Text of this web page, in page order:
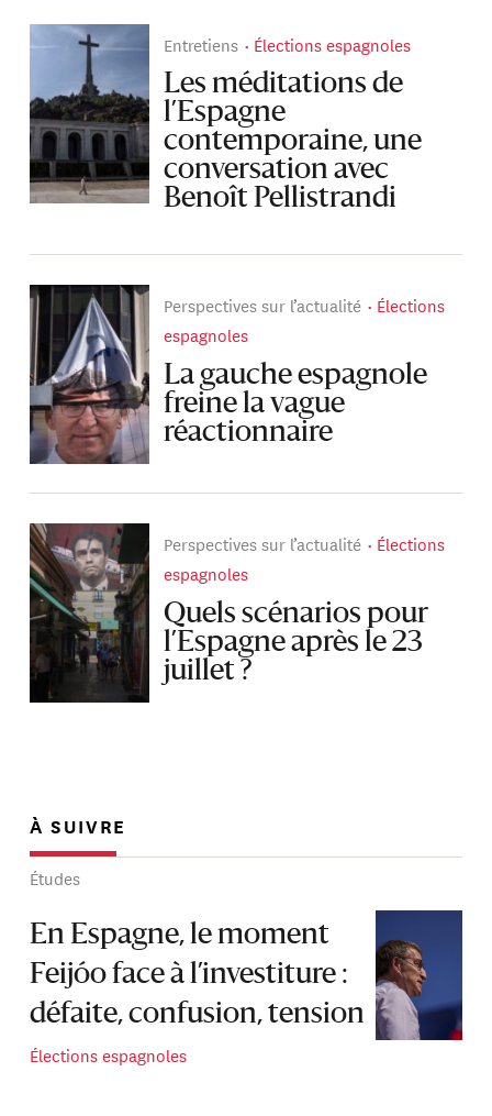
Entretiens Élections espagnoles
Les méditations de
l’Espagne
contemporaine, une
conversation avec
Benoît Pellistrandi
Perspectives sur l’actualité
Élections
espagnoles
La gauche espagnole
freine la vague
réactionnaire
Perspectives sur l’actualité
Élections
espagnoles
Quels scénarios pour
l’Espagne après le 23
juillet ?
À SUIVRE
Études
En Espagne, le moment
Feijóo face à l’investiture :
défaite, confusion, tension
Élections espagnoles